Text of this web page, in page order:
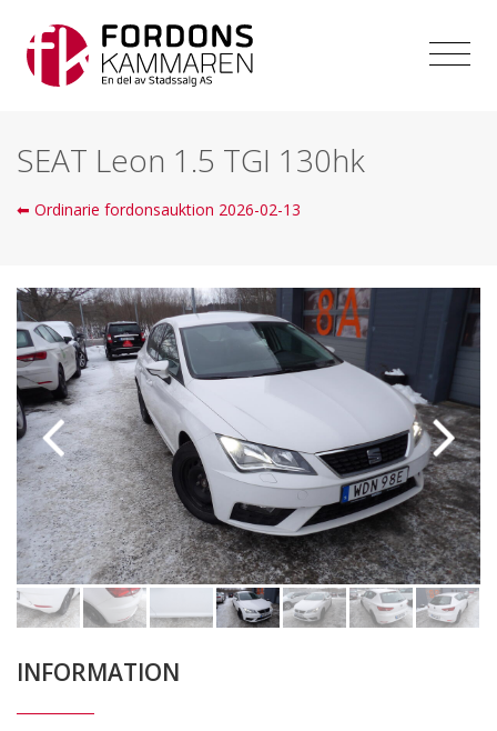
SEAT Leon 1.5 TGI 130hk
⬅ Ordinarie fordonsauktion 2026-02-13
INFORMATION